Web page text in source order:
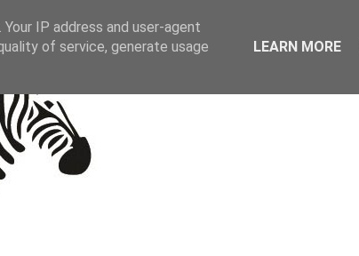
IP address and user-agent
of service, generate usage
LEARN MORE